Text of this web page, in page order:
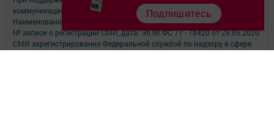
Подпишитесь
коммуникациям.
Наименование СМИ: Туган як
№ записи о регистрации СМИ, дата: Эл № ФС 77 - 78420 от 29.05.2020
СМИ зарегистрированно Федеральной службой по надзору в сфере